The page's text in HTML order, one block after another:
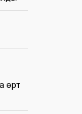
өрт